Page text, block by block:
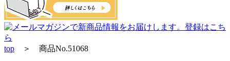
top ＞ 商品No.51068